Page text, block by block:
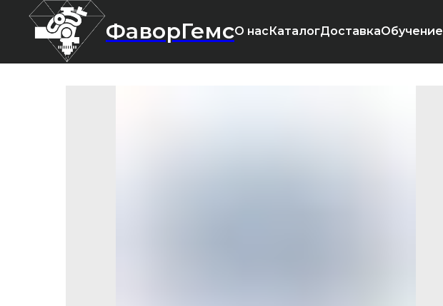
ФаворГемсО нас КаталогДоставкаОбучение